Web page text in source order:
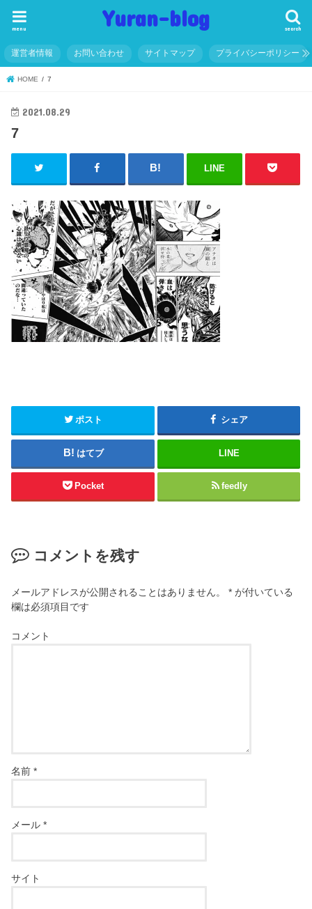
Yuran-blog search
menu
運営者情報 お問い合わせ サイトマップ プライバシーポリシー
HOME 7
2021.08.29
7
LINE
ポスト シェア
はてブ LINE
Pocket feedly
コメントを残す
メールアドレスが公開されることはありません。 * が付いている
欄は必須項目です
コメント
名前*
メール*
サイト